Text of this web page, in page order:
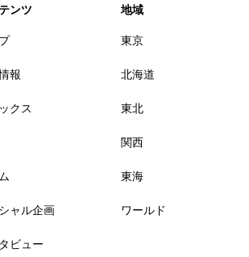
ンツ
報
クス
ャル企画
ビュー
地域
東京
北海道
東北
関西
東海
ワールド